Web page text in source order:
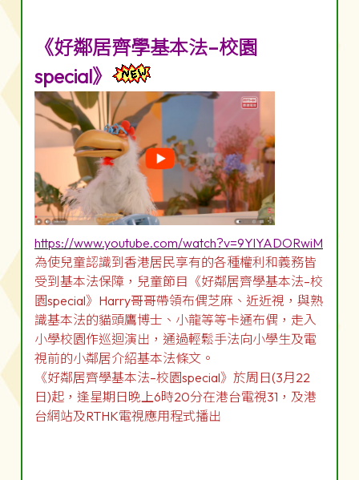
《好鄰居齊學基本法–校園
special》
https://www.youtube.com/watch?v=9YlYADORwiM
為使兒童認識到香港居民享有的各種權利和義務皆
受到基本法保障，兒童節目《好鄰居齊學基本法–校
園special》Harry哥哥帶領布偶芝麻、近近視，與熟
識基本法的貓頭鷹博士、小龍等等卡通布偶，走入
小學校園作巡迴演出，通過輕鬆手法向小學生及電
視前的小鄰居介紹基本法條文。
《好鄰居齊學基本法–校園special》於周日(3月22
日)起，逢星期日晚上6時20分在港台電視31，及港
台網站及RTHK電視應用程式播出